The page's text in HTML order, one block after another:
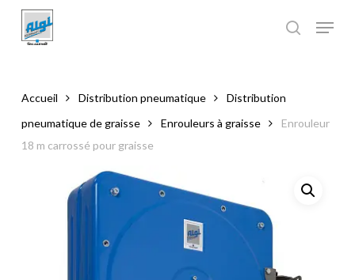
main
Accueil Distribution pneumatique
Distribution
pneumatique de graisse
Enrouleurs à graisse
Enrouleur
18 m carrossé pour graisse